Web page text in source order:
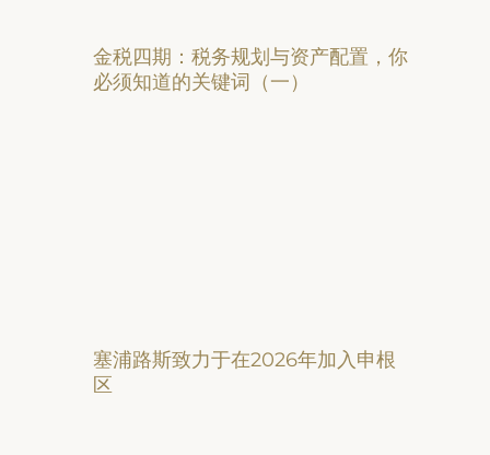
金税四期：税务规划与资产配置，你
必须知道的关键词（一）
塞浦路斯致力于在2026年加入申根
区